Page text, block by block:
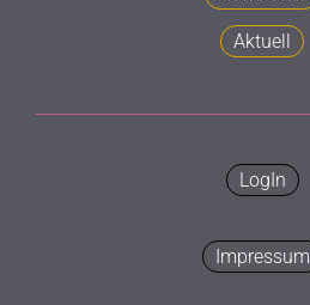
Aktuell
LogIn
Impressum